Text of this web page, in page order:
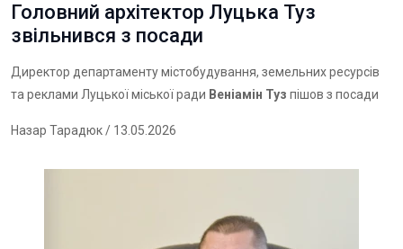
Головний архітектор Луцька Туз
звільнився з посади
Директор департаменту містобудування, земельних ресурсів
та реклами Луцької міської ради Веніамін Туз пішов з посади
Назар Тарадюк/ 13.05.2026